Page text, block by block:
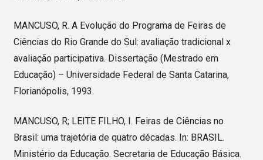
MANCUSO, R. A Evolução do Programa de Feiras de
Ciências do Rio Grande do Sul: avaliação tradicional x
avaliação participativa. Dissertação (Mestrado em
Educação) – Universidade Federal de Santa Catarina,
Florianópolis, 1993.
MANCUSO, R; LEITE FILHO, I. Feiras de Ciências no
Brasil: uma trajetória de quatro décadas. In: BRASIL.
Ministério da Educação. Secretaria de Educação Básica.